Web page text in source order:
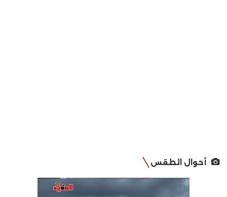
أحوال الطقس